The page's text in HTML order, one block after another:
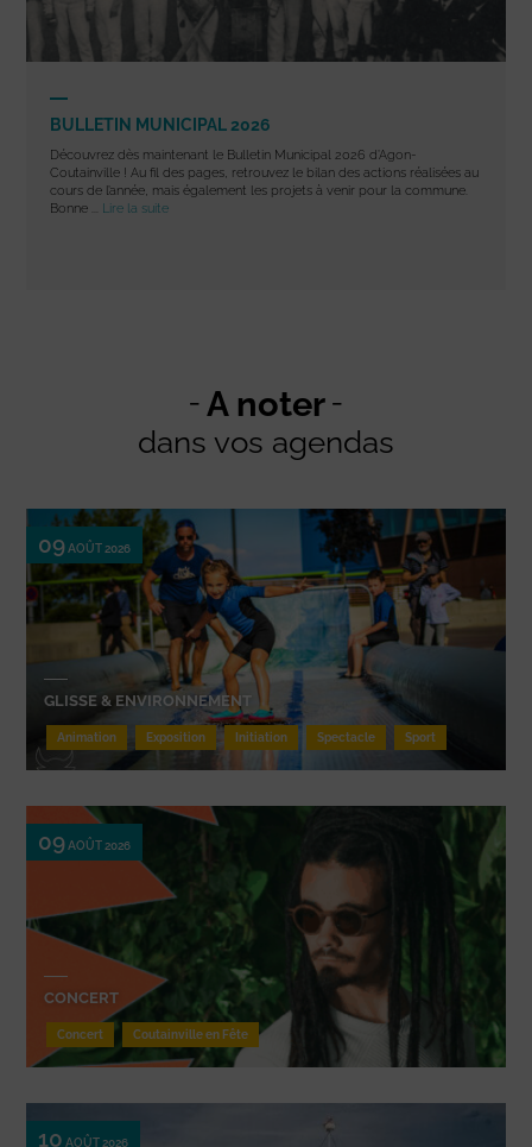
BULLETIN MUNICIPAL 2026
Découvrez dès maintenant le Bulletin Municipal 2026 d’Agon-
Coutainville ! Au fil des pages, retrouvez le bilan des actions réalisées au
cours de l’année, mais également les projets à venir pour la commune.
Bonne ...
Lire la suite
A noter
dans vos agendas
09 AOÛT 2026
GLISSE & ENVIRONNEMENT
Animation Exposition Initiation Spectacle Sport
09 AOÛT 2026
CONCERT
Concert Coutainville en Fête
10 AOÛT 2026